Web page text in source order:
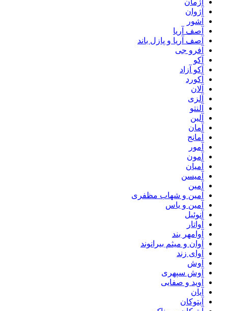
آژوان
آشور
آصف آریا
آصف آریا و پازل باند
آفرو جی
آکو
آکو آزاد
آکورد
آلان
آلزی
آلنتو
آلین
آمان
آمانج
آمور
آمون
آمیان
آمیسن
آمین
آمین و شهاب مظفری
آمین و یاس
آنوئیل
آواتار
آوامهر بند
آوان و میثم بیرانوند
آوای زند
آوش
آوش سپهری
آوید و صفایی
آیان
آیتوکان